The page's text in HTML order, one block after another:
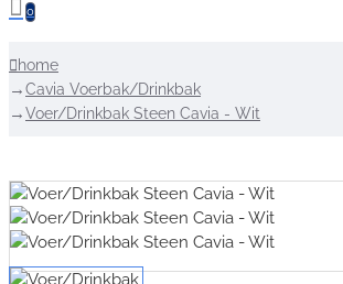
0
home
Cavia Voerbak/Drinkbak
Voer/Drinkbak Steen Cavia - Wit